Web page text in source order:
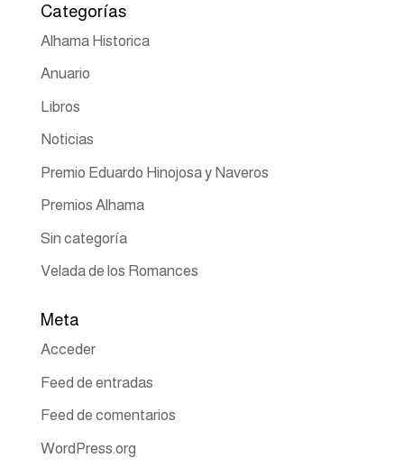
Categorías
Alhama Historica
Anuario
Libros
Noticias
Premio Eduardo Hinojosa y Naveros
Premios Alhama
Sin categoría
Velada de los Romances
Meta
Acceder
Feed de entradas
Feed de comentarios
WordPress.org